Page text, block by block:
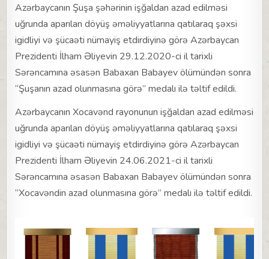
Azərbaycanın Şuşa şəhərinin işğaldan azad edilməsi
uğrunda aparılan döyüş əməliyyatlarına qatılaraq şəxsi
igidliyi və şücaəti nümayiş etdirdiyinə görə Azərbaycan
Prezidenti İlham Əliyevin 29.12.2020-ci il tarixli
Sərəncamına əsasən Babaxan Babayev ölümündən sonra
“Şuşanın azad olunmasına görə” medalı ilə təltif edildi.
Azərbaycanın Xocavənd rayonunun işğaldan azad edilməsi
uğrunda aparılan döyüş əməliyyatlarına qatılaraq şəxsi
igidliyi və şücaəti nümayiş etdirdiyinə görə Azərbaycan
Prezidenti İlham Əliyevin 24.06.2021-ci il tarixli
Sərəncamına əsasən Babaxan Babayev ölümündən sonra
“Xocavəndin azad olunmasına görə” medalı ilə təltif edildi.